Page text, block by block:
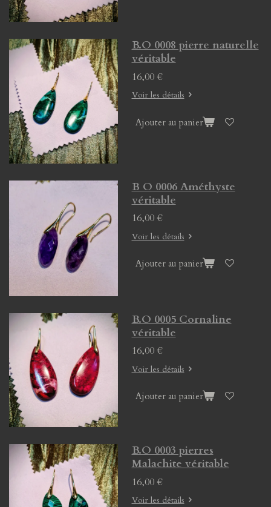
B.O 0008 pierre naturelle
véritable
16,00 €
Voir les détails
Ajouter au panier
B O 0006 Améthyste
véritable
16,00 €
Voir les détails
Ajouter au panier
B.O 0005 Cornaline
véritable
16,00 €
Voir les détails
Ajouter au panier
B.O 0003 pierres
Malachite véritable
16,00 €
Voir les détails